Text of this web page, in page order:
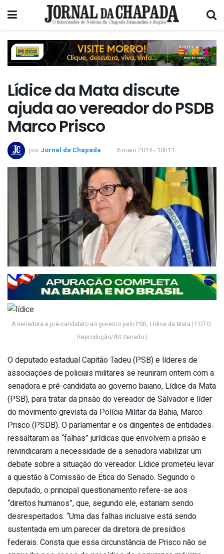
Lídice da Mata discute
ajuda ao vereador do PSDB
Marco Prisco
por Jornal da Chapada 6 maio 2014 - 10h11
A senadora e pré-candidato ao governo pelo PSB, Lídice da Mata | FOTO:
Reprodução/AG.Senado |
O deputado estadual Capitão Tadeu (PSB) e líderes de
associações de policiais militares se reuniram ontem com a
senadora e pré-candidata ao governo baiano, Lídice da Mata
(PSB), para tratar da prisão do vereador de Salvador e líder
do movimento grevista da Polícia Militar da Bahia, Marco
Prisco (PSDB). O parlamentar e os dirigentes de entidades
ressaltaram as “falhas” jurídicas que envolvem a prisão e
reivindicaram a necessidade de a senadora viabilizar um
debate sobre a situação do vereador. Lídice prometeu levar
a questão à Comissão de Ética do Senado. Segundo o
deputado, o principal questionamento refere-se aos
“direitos humanos”, que, segundo ele, estariam sendo
desrespeitados. “Uma das falhas inclusive está sendo
sustentada em um parecer da diretora de presídios
federais. Consta que essa circunstância de Prisco não se